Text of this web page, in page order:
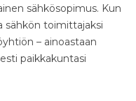
sähkösopimus. Kun
sähkön toimittajaksi
– ainoastaan
paikkakuntasi